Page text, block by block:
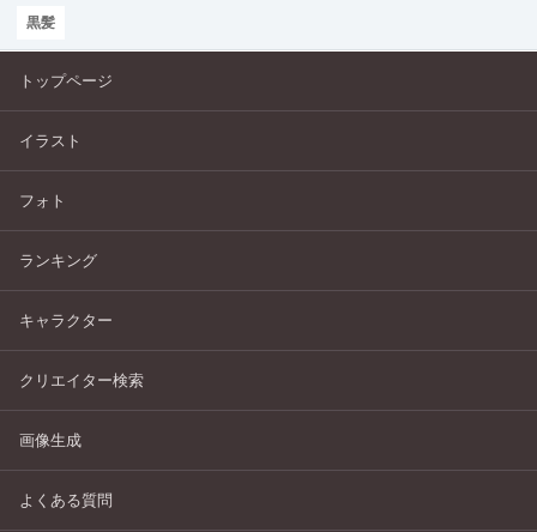
黒髪
トップページ
イラスト
フォト
ランキング
キャラクター
クリエイター検索
画像生成
よくある質問